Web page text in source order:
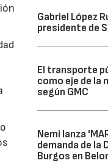
Gabriel López
presidente de
El transporte
como eje de la
según GMC
Nemi lanza
demanda de la
Burgos en